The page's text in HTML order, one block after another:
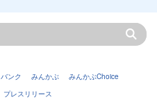
バンク みんかぶ
みんかぶChoice
プレスリリース